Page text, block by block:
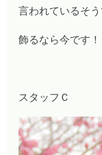
言われているそう
飾るなら今です！
スタッフＣ